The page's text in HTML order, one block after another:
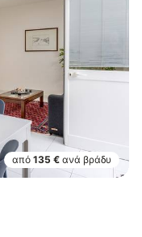
από 135 € ανά βράδυ